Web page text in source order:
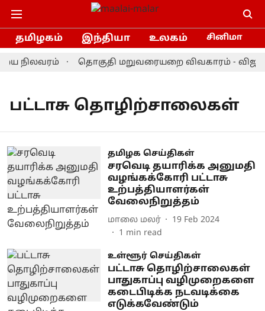
தமிழகம் இந்தியா உலகம் சினிமா
நிலவரம் தொகுதி மறுவரையறை விவகாரம் -
பட்டாசு தொழிற்சாலைகள்
தமிழக செய்திகள்
சரவெடி தயாரிக்க அனுமதி
வழங்கக்கோரி பட்டாசு
உற்பத்தியாளர்கள்
வேலைநிறுத்தம்
மாலை மலர்
19 Feb 2024
1 min read
உள்ளூர் செய்திகள்
பட்டாசு தொழிற்சாலைகள்
பாதுகாப்பு வழிமுறைகளை
கடைபிடிக்க நடவடிக்கை
எடுக்கவேண்டும்